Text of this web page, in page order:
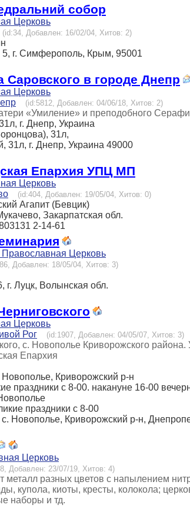
собор
Церковь
(id:34, Добавлен: 16/02/04, Хитов: 2)
5, г. Симферополь, Крым, 95001
в городе Днепр
Церковь
(id:5812, Добавлен: 04/06/18, Хитов: 2)
«Умиление» и преподобного
г. Днепр, Украина
31л,
31л, г. Днепр, Украина 49000
Епархия УПЦ МП
Церковь
(id:404, Добавлен: 19/05/04, Хитов: 0)
Агапит (Бевцик)
Закарпатская обл.
2-14-61
Православная Церковь
Добавлен: 18/05/04, Хитов: 3)
г. Луцк, Волынская обл.
Церковь
Рог (id:1907, Добавлен: 04/05/07, Хитов: 3)
с. Новополье Криворожского района.
Епархия
Криворожский р-н
праздники с 8-00. накануне 16-00
праздники с 8-00
Новополье, Криворожский р-н,
Церковь
Добавлен: 23/07/19, Хитов: 4)
металл разных цветов с напылением
купола, киоты, кресты, колокола;
наборы и тд.